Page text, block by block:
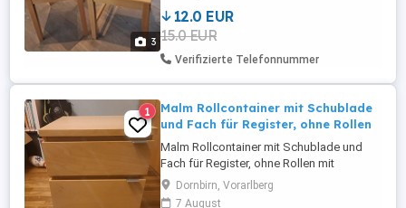
3
12.0 EUR
15.0 EUR
Verifizierte Telefonnummer
1
Malm Rollcontainer mit Schublade
und Fach für Register, ohne Rollen
Malm Rollcontainer mit Schublade und
Fach für Register, ohne Rollen mit
normalen Gebrauchsspuren zu verkaufen.
Schubladen Einsatz in schwarz kann
Dornbirn, Vorarlberg
7 August